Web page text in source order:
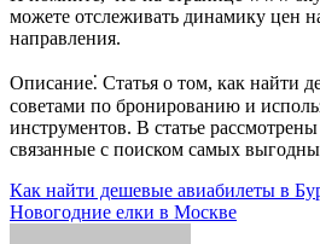
можете отслеживать динамику цен
направления.
Описание⁚ Статья о том, как найти
советами по бронированию и
инструментов. В статье
связанные с поиском самых
Навигация
по
Как найти дешевые авиабилеты в
Новогодние елки в Москве